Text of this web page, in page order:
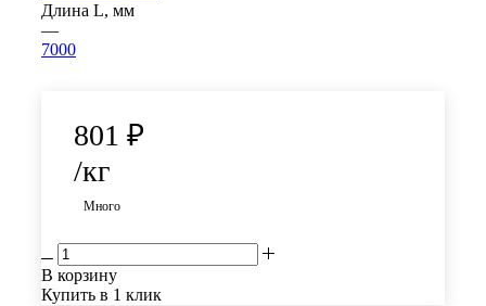
Длина L, мм
—
7000
801 ₽
/кг
Много
В корзину
Купить в 1 клик